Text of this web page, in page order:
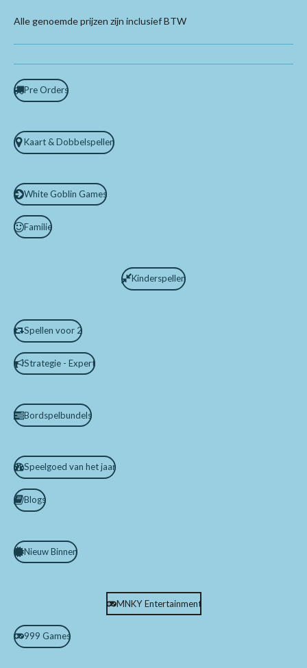
Alle genoemde prijzen zijn inclusief BTW
Pre Orders
Kaart & Dobbelspellen
White Goblin Games
Familie
Kinderspellen
Spellen voor 2
Strategie - Expert
Bordspelbundels
Speelgoed van het jaar
Blogs
Nieuw Binnen
MNKY Entertainment
999 Games